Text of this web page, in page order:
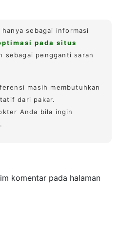
sebagai informasi
pada situs
sebagai pengganti saran
masih membutuhkan
dari pakar.
Anda bila ingin
komentar pada halaman